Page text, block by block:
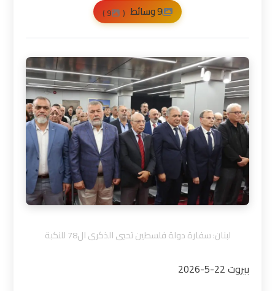
9 وسائط
(
9 )
لبنان: سفارة دولة فلسطين تحيي الذكرى ال78 للنكبة
بيروت 22-5-2026